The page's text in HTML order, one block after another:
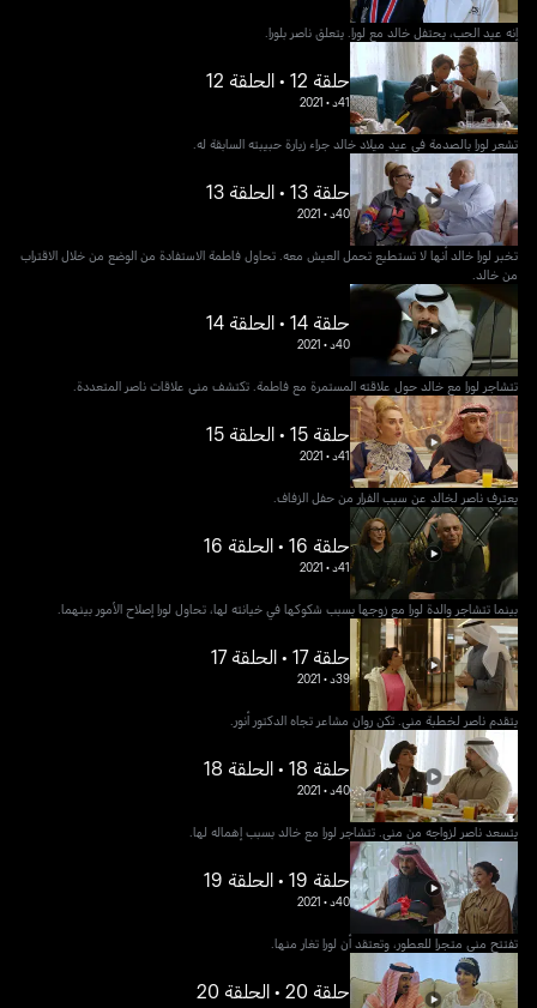
إنه عيد الحب، يحتفل خالد مع لورا. يتعلق ناصر بلورا.
حلقة 12 • الحلقة 12
41د •
2021
تشعر لورا بالصدمة في عيد ميلاد خالد جراء زيارة حبيبته السابقة له.
حلقة 13 • الحلقة 13
40د •
2021
تخبر لورا خالد أنها لا تستطيع تحمل العيش معه. تحاول فاطمة الاستفادة من الوضع من خلال الاقتراب
من خالد.
حلقة 14 • الحلقة 14
40د •
2021
تتشاجر لورا مع خالد حول علاقته المستمرة مع فاطمة. تكتشف منى علاقات ناصر المتعددة.
حلقة 15 • الحلقة 15
41د •
2021
يعترف ناصر لخالد عن سبب الفرار من حفل الزفاف.
حلقة 16 • الحلقة 16
41د •
2021
بينما تتشاجر والدة لورا مع زوجها بسبب شكوكها في خيانته لها، تحاول لورا إصلاح الأمور بينهما.
حلقة 17 • الحلقة 17
39د •
2021
يتقدم ناصر لخطبة منى. تكن روان مشاعر تجاه الدكتور أنور.
حلقة 18 • الحلقة 18
40د •
2021
يتسعد ناصر لزواجه من منى. تتشاجر لورا مع خالد بسبب إهماله لها.
حلقة 19 • الحلقة 19
40د •
2021
تفتتح منى متجرا للعطور، وتعتقد أن لورا تغار منها.
حلقة 20 • الحلقة 20